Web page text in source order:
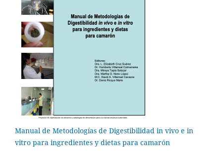
Manual de Metodologías de Digestibilidad in vivo e in
vitro para ingredientes y dietas para camarón